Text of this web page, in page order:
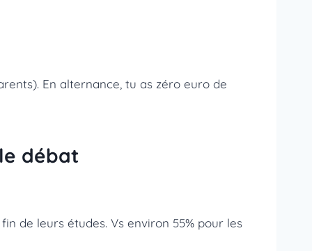
En alternance, tu as zéro euro de
débat
de leurs études. Vs environ 55% pour les